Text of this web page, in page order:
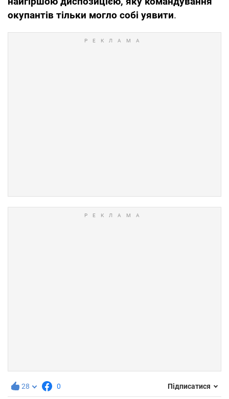
окупантів тільки могло собі уявити.
28 0 Підписатися